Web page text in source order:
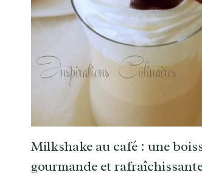
Milkshake au café : une
gourmande et